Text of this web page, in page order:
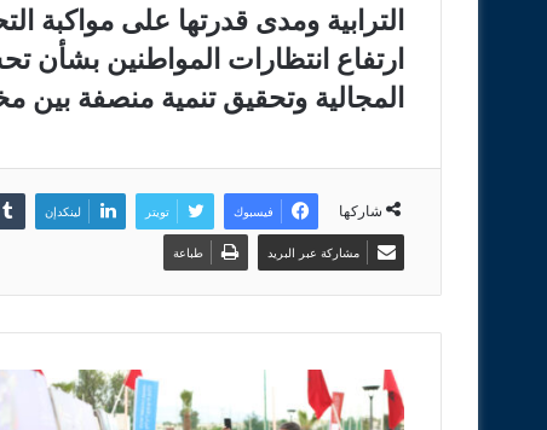
الترابية ومدى قدرتها على مواكبة
ارتفاع انتظارات المواطنين بشأن
المجالية وتحقيق تنمية منصفة بين
شاركها فيسبوك تويتر لينكدإن
مشاركة عبر البريد طباعة